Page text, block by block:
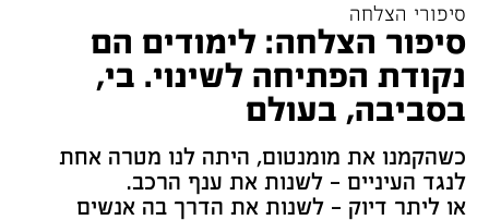
סיפורי הצלחה
סיפור הצלחה: לימודים הם
נקודת הפתיחה לשינוי. בי,
בסביבה, בעולם
כשהקמנו את מומנטום, היתה לנו מטרה אחת
לנגד העיניים – לשנות את ענף הרכב.
או ליתר דיוק – לשנות את הדרך בה אנשים